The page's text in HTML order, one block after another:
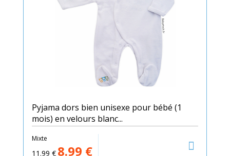
Pyjama dors bien unisexe pour bébé (1
mois) en velours blanc...
Mixte
11.99 € 8.99 €